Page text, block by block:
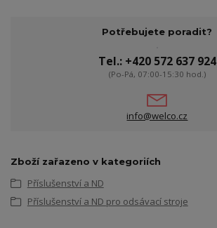
Potřebujete poradit?
Tel.: +420 572 637 924
(Po-Pá, 07:00-15:30 hod.)
info@welco.cz
Zboží zařazeno v kategoriích
Příslušenství a ND
Příslušenství a ND pro odsávací stroje